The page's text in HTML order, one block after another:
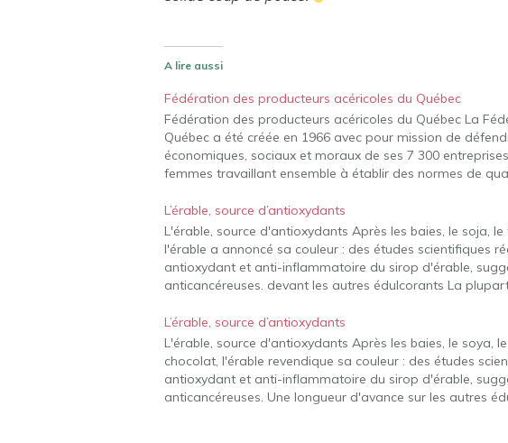
A lire aussi
Fédération des producteurs acéricoles du Québec
Fédération des producteurs acéricoles du Québec La
Québec a été créée en 1966 avec pour mission de
économiques, sociaux et moraux de ses 7 300
femmes travaillant ensemble à établir des normes de
L’érable, source d’antioxydants
L'érable, source d'antioxydants Après les baies, le soja,
l'érable a annoncé sa couleur : des études scientifiques
antioxydant et anti-inflammatoire du sirop d'érable,
anticancéreuses. devant les autres édulcorants La
L’érable, source d’antioxydants
L'érable, source d'antioxydants Après les baies, le soya,
chocolat, l'érable revendique sa couleur : des études
antioxydant et anti-inflammatoire du sirop d'érable,
anticancéreuses. Une longueur d'avance sur les autres